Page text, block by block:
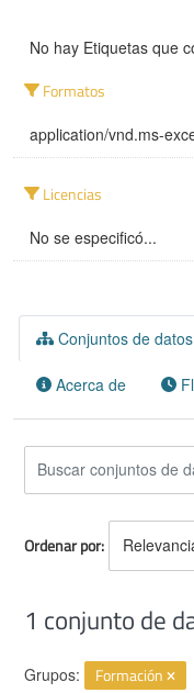
No hay Etiquetas que
Formatos
application/vnd.ms-
Licencias
No se especificó...
Conjuntos de datos
Acerca de
Ordenar por
1 conjunto de
Grupos: Formación